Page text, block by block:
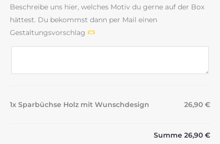
Beschreibe uns hier, welches Motiv du gerne auf der Box
hättest. Du bekommst dann per Mail einen
Gestaltungsvorschlag
1x Sparbüchse Holz mit Wunschdesign 26,90 €
Summe 26,90 €